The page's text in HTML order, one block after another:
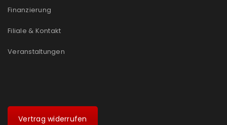
Finanzierung
Filiale & Kontakt
Veranstaltungen
Vertrag widerrufen